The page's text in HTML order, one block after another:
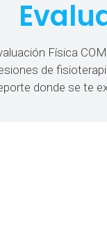
Física
de
donde se te